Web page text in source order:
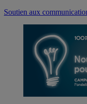
Soutien aux